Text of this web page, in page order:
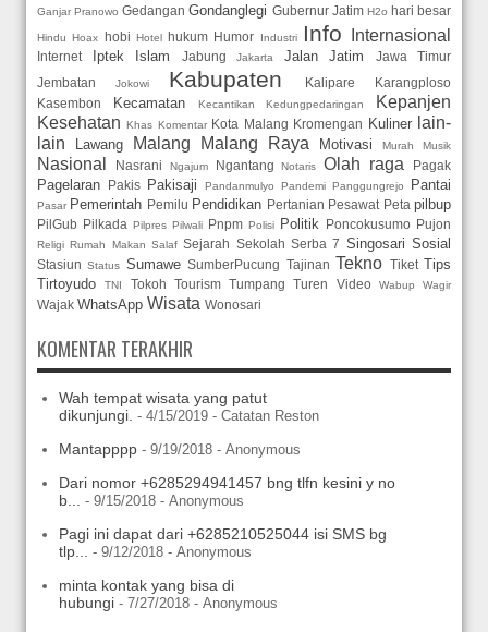
Ganjar Pranowo Gedangan Gondanglegi Gubernur Jatim H2o hari besar
Hindu Hoax hobi Hotel hukum Humor Industri Info Internasional
Internet Iptek Islam Jabung Jakarta Jalan Jatim
Jawa Timur
Jembatan
Jokowi Kabupaten Kalipare
Karangploso
Kasembon
Kecamatan Kecantikan Kedungpedaringan
Kepanjen
Kesehatan Khas Komentar Kota Malang Kromengan Kuliner
lain-
lain
Lawang Malang Malang Raya Motivasi Murah Musik
Nasional Nasrani Ngajum Ngantang Notaris Olah raga Pagak
Pagelaran Pakis Pakisaji Pandanmulyo Pandemi Panggungrejo Pantai
Pasar Pemerintah Pemilu Pendidikan Pertanian Pesawat Peta pilbup
PilGub Pilkada Pilpres Pilwali Pnpm Polisi Politik Poncokusumo Pujon
Religi Rumah Makan Salaf Sejarah Sekolah Serba 7 Singosari Sosial
Stasiun Status Sumawe SumberPucung Tajinan Tekno Tiket Tips
Tirtoyudo
TNI Tokoh Tourism Tumpang Turen Video Wabup Wagir
Wajak WhatsApp Wisata Wonosari
KOMENTAR TERAKHIR
Wah tempat wisata yang patut
dikunjungi. - 4/15/2019 - Catatan Reston
Mantapppp - 9/19/2018 - Anonymous
Dari nomor +6285294941457 bng tlfn kesini y no
b...
- 9/15/2018 - Anonymous
Pagi ini dapat dari +6285210525044 isi SMS bg
tlp...
- 9/12/2018 - Anonymous
minta kontak yang bisa di
hubungi - 7/27/2018 - Anonymous